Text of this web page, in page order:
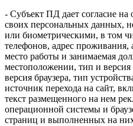
- Субъект ПД дает согласие
своих персональных данных,
или биометрическими, в том
телефонов, адрес проживания,
место работы и занимаемая
местоположении, тип и
версия браузера, тип
источник перехода на сайт,
текст размещенного на нем
операционной системы и
страниц и выполненных на